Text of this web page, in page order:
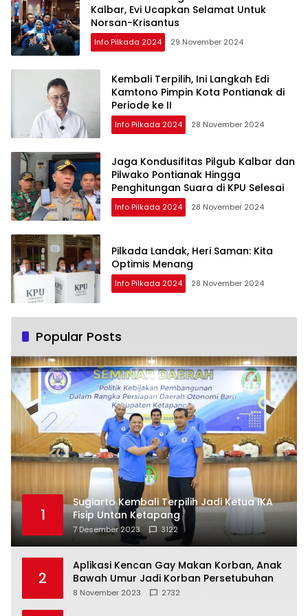
Kalbar, Evi Ucapkan Selamat Untuk
Norsan-Krisantus
Info Pilkada 2024 29 November 2024
Kembali Terpilih, Ini Langkah Edi
Kamtono Pimpin Kota Pontianak di
Periode ke II
Info Pilkada 2024 28 November 2024
Jaga Kondusifitas Pilgub Kalbar dan
Pilwako Pontianak Hingga
Penghitungan Suara di KPU Selesai
Info Pilkada 2024 28 November 2024
Pilkada Landak, Heri Saman: Kita
Optimis Menang
Info Pilkada 2024 28 November 2024
Popular Posts
1
Sugiarto Kembali Terpilih Jadi Ketua IKA
Fisip Untan Ketapang
7 Desember 2023 3122
2
Aplikasi Kencan Gay Makan Korban, Anak
Bawah Umur Jadi Korban Persetubuhan
8 November 2023 2732